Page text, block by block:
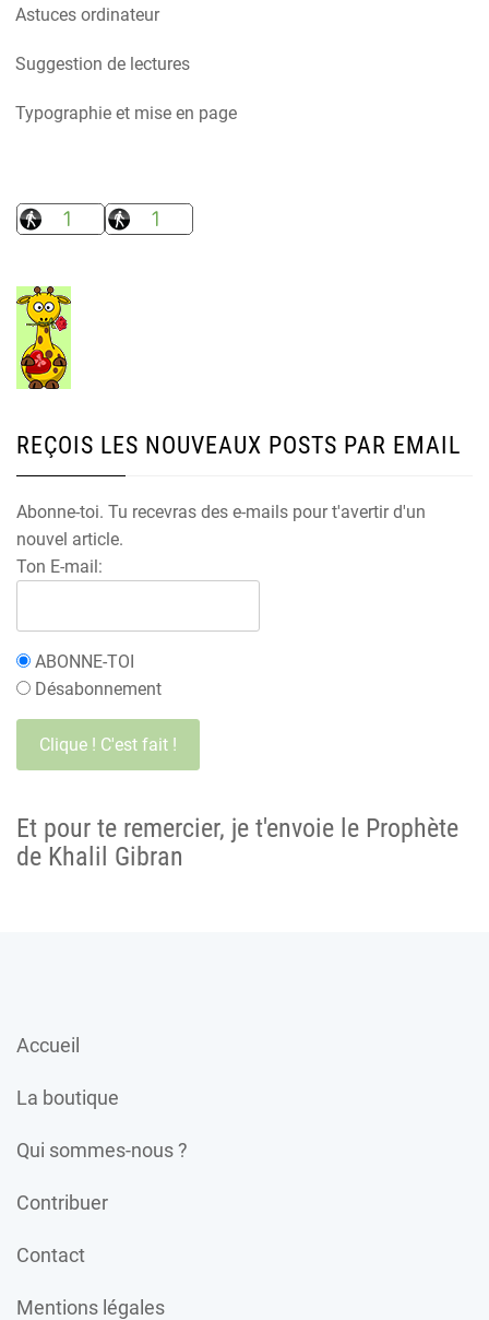
Astuces ordinateur
Suggestion de lectures
Typographie et mise en page
REÇOIS LES NOUVEAUX POSTS PAR EMAIL
Abonne-toi. Tu recevras des e-mails pour t'avertir d'un
nouvel article.
Ton E-mail:
ABONNE-TOI
Désabonnement
Et pour te remercier, je t'envoie le Prophète
de Khalil Gibran
Accueil
La boutique
Qui sommes-nous ?
Contribuer
Contact
Mentions légales